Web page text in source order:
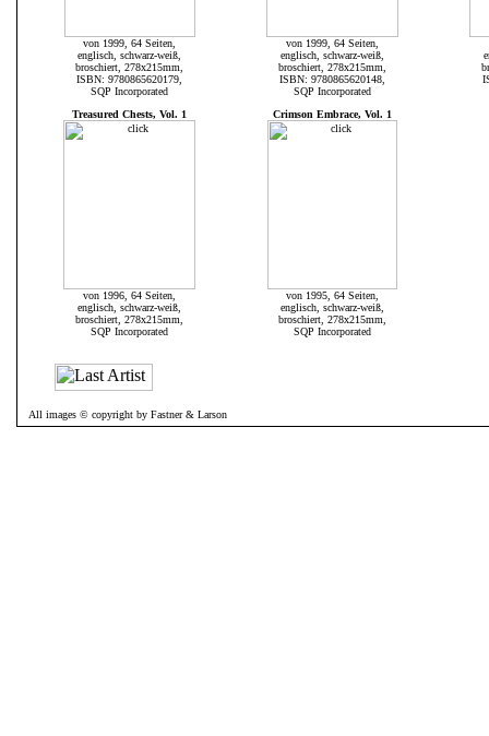
von 1999, 64 Seiten,
englisch, schwarz-weiß,
broschiert, 278x215mm,
ISBN: 9780865620179,
SQP Incorporated
von 1999, 64 Seiten,
englisch, schwarz-weiß,
broschiert, 278x215mm,
ISBN: 9780865620148,
SQP Incorporated
Treasured Chests, Vol. 1 Crimson Embrace, Vol. 1
von 1996, 64 Seiten,
englisch, schwarz-weiß,
broschiert, 278x215mm,
SQP Incorporated
von 1995, 64 Seiten,
englisch, schwarz-weiß,
broschiert, 278x215mm,
SQP Incorporated
All images © copyright by Fastner & Larson